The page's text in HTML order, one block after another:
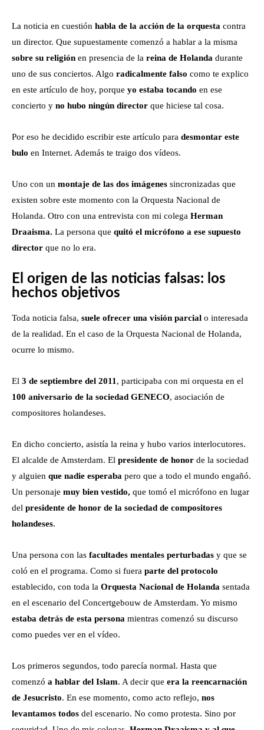
La noticia en cuestión habla de la acción de la orquesta contra
un director. Que supuestamente comenzó a hablar a la misma
sobre su religión en presencia de la reina de Holanda durante
uno de sus conciertos. Algo radicalmente falso como te explico
en este artículo de hoy, porque yo estaba tocando en ese
concierto y no hubo ningún director que hiciese tal cosa.
Por eso he decidido escribir este artículo para desmontar este
bulo en Internet. Además te traigo dos vídeos.
Uno con un montaje de las dos imágenes sincronizadas que
existen sobre este momento con la Orquesta Nacional de
Holanda. Otro con una entrevista con mi colega Herman
Draaisma. La persona que quitó el micrófono a ese supuesto
director que no lo era.
El origen de las noticias falsas: los
hechos objetivos
Toda noticia falsa, suele ofrecer una visión parcial o interesada
de la realidad. En el caso de la Orquesta Nacional de Holanda,
ocurre lo mismo.
El 3 de septiembre del 2011 , participaba con mi orquesta en el
100 aniversario de la sociedad GENECO, asociación de
compositores holandeses.
En dicho concierto, asistía la reina y hubo varios interlocutores.
El alcalde de Amsterdam. El presidente de honor de la sociedad
y alguien que nadie esperaba pero que a todo el mundo engañó.
Un personaje muy bien vestido, que tomó el micrófono en lugar
del presidente de honor de la sociedad de compositores
holandeses.
Una persona con las facultades mentales perturbadas y que se
coló en el programa. Como si fuera parte del protocolo
establecido, con toda la Orquesta Nacional de Holanda sentada
en el escenario del Concertgebouw de Amsterdam. Yo mismo
estaba detrás de esta persona mientras comenzó su discurso
como puedes ver en el vídeo.
Los primeros segundos, todo parecía normal. Hasta que
comenzó a hablar del Islam. A decir que era la reencarnación
de Jesucristo. En ese momento, como acto reflejo, nos
levantamos todos del escenario. No como protesta. Sino por